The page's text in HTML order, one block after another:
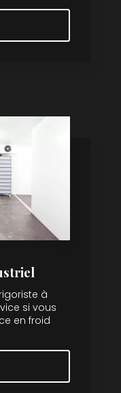
frigoriste à
si vous
en froid